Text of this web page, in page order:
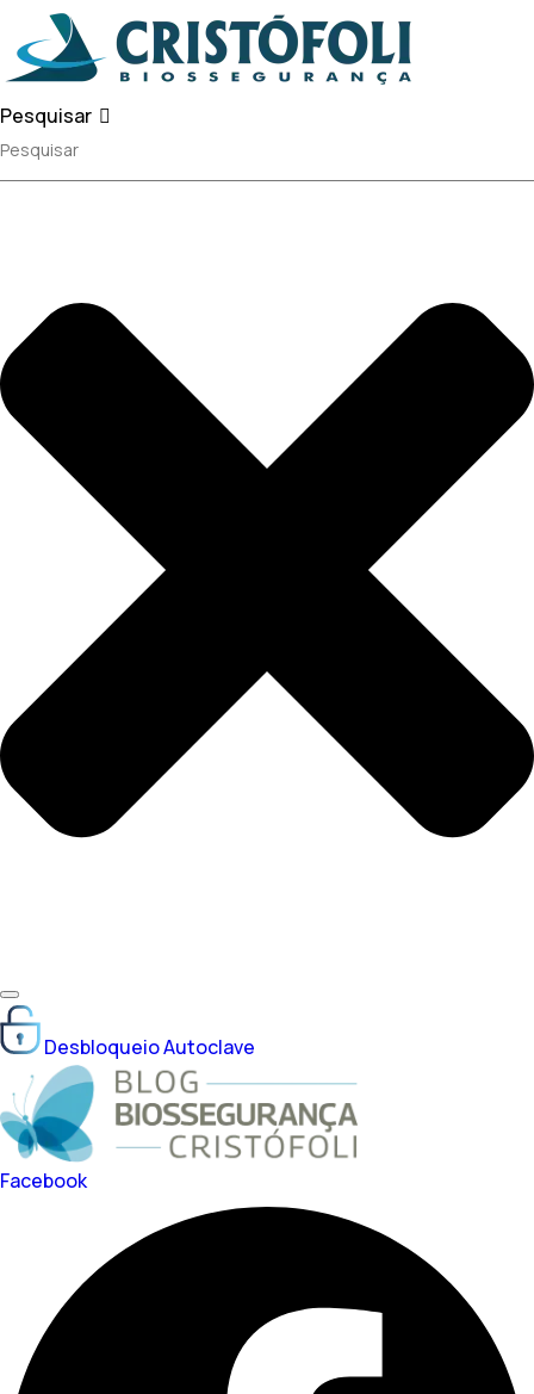
Pesquisar
Desbloqueio Autoclave
Facebook